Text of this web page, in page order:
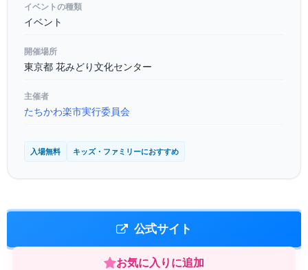
イベントの種類
イベント
開催場所
東京都 花みどり文化センター
主催者
たちかわ楽市実行委員会
入場無料 キッズ・ファミリーにおすすめ
公式サイト
お気に入りに追加